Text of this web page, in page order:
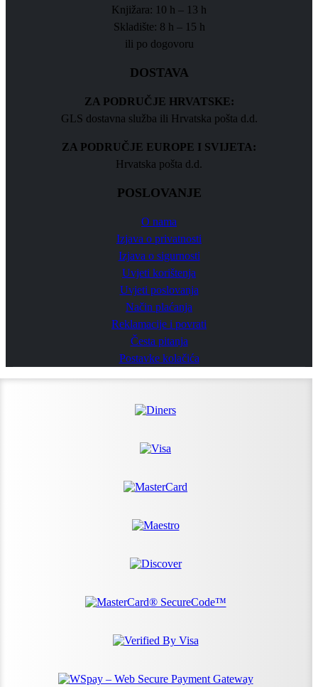
Knjižara: 10 h – 13 h
Skladište: 8 h – 15 h
ili po dogovoru
DOSTAVA
ZA PODRUČJE HRVATSKE:
GLS dostavna služba ili Hrvatska pošta d.d.
ZA PODRUČJE EUROPE I SVIJETA:
Hrvatska pošta d.d.
POSLOVANJE
O nama
Izjava o privatnosti
Izjava o sigurnosti
Uvjeti korištenja
Uvjeti poslovanja
Način plaćanja
Reklamacije i povrati
Česta pitanja
Postavke kolačića